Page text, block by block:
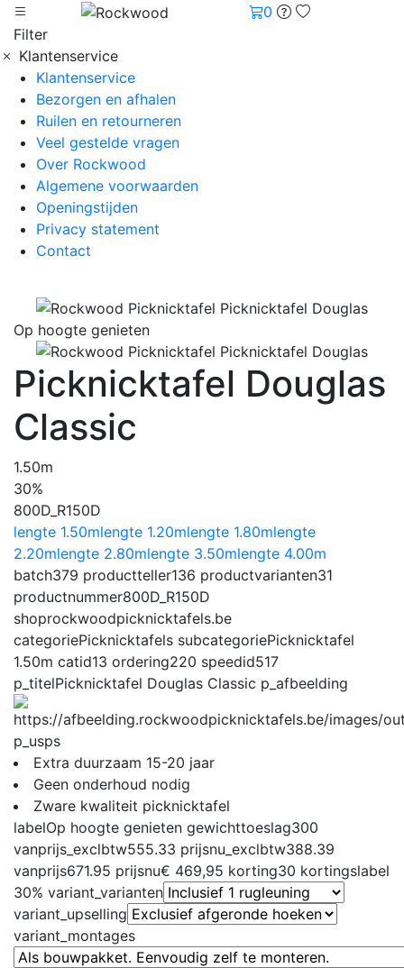
0
Filter
Klantenservice
Klantenservice
Bezorgen en afhalen
Ruilen en retourneren
Veel gestelde vragen
Over Rockwood
Algemene voorwaarden
Openingstijden
Privacy statement
Contact
Op hoogte genieten
Picknicktafel Douglas
Classic
1.50m
30%
800D_R150D
lengte 1.50mlengte 1.20mlengte 1.80mlengte
2.20mlengte 2.80mlengte 3.50mlengte 4.00m
batch379 productteller136 productvarianten31
productnummer800D_R150D
shoprockwoodpicknicktafels.be
categoriePicknicktafels subcategoriePicknicktafel
1.50m catid13 ordering220 speedid517
p_titelPicknicktafel Douglas Classic p_afbeelding
p_usps
Extra duurzaam 15-20 jaar
Geen onderhoud nodig
Zware kwaliteit picknicktafel
labelOp hoogte genieten gewichttoeslag300
vanprijs_exclbtw555.33 prijsnu_exclbtw388.39
vanprijs671.95 prijsnu€ 469,95 korting30 kortingslabel
30% variant_varianten
variant_upselling
variant_montages